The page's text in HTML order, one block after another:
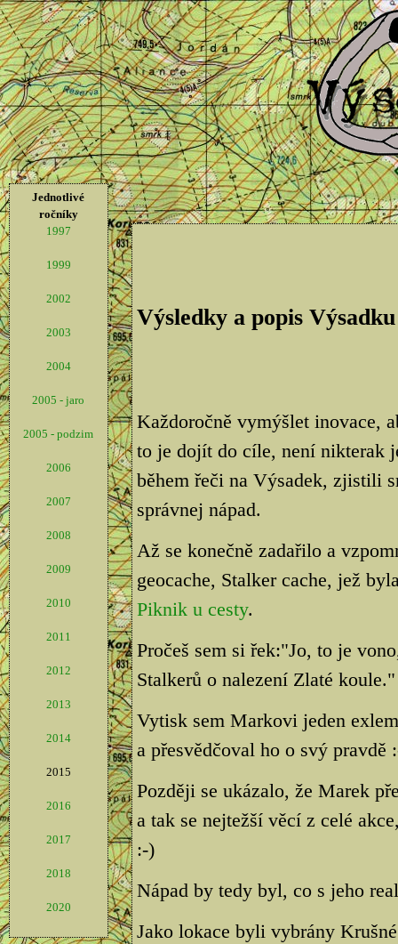
Jednotlivé
ročníky
1997
1999
2002
2003
2004
2005 - jaro
2005 - podzim
2006
2007
2008
2009
2010
2011
2012
2013
2014
2015
2016
2017
2018
2020
Výsledky a popis Výsadku
Každoročně vymýšlet inovace,
to je dojít do cíle, není nikterak
během řeči na Výsadek, zjistili
správnej nápad.
Až se konečně zadařilo a
geocache, Stalker cache, jež
Piknik u cesty.
Pročeš sem si řek:"Jo, to je
Stalkerů o nalezení Zlaté koule."
Vytisk sem Markovi jeden
a přesvědčoval ho o svý pravdě
Později se ukázalo, že Marek
a tak se nejtežší věcí z celé
:-)
Nápad by tedy byl, co s jeho
Jako lokace byli vybrány